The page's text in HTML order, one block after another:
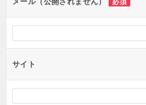
必須
サイト